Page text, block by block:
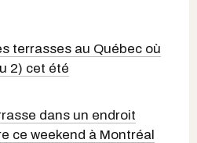
terrasses au Québec où
2) cet été
dans un endroit
ce weekend à Montréal